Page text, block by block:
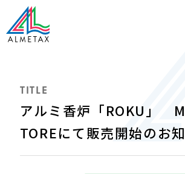
TITLE
アルミ香炉「ROKU」
TOREにて販売開始のお